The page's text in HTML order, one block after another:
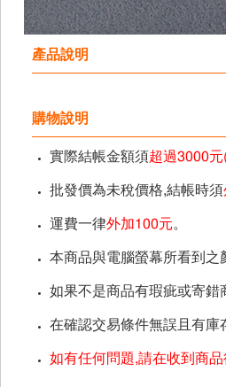
產品說明
購物說明
實際結帳金額須超過3000
批發價為未稅價格,結帳時須
運費一律外加100元。
本商品與電腦螢幕所看到之
如果不是商品有瑕疵或寄錯
在確認交易條件無誤且有庫
如有任何問題,請在收到商